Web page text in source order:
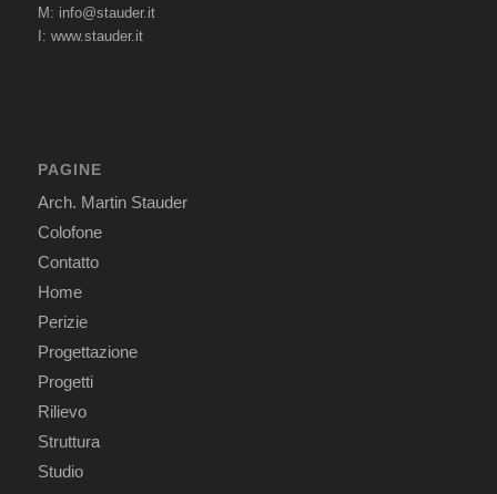
M: info@stauder.it
I: www.stauder.it
PAGINE
Arch. Martin Stauder
Colofone
Contatto
Home
Perizie
Progettazione
Progetti
Rilievo
Struttura
Studio